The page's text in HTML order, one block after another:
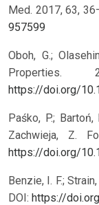
Med. 2017, 63,
957599
Oboh, G.;
https://doi.org/
Paśko, P.; Bartoń,
Zachwieja, Z.
https://doi.org/
Benzie, I. F.;
DOI: https://